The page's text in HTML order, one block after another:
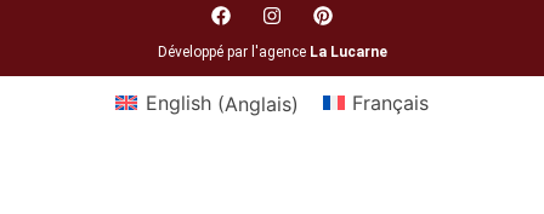
Développé par l'agence La Lucarne
English(Anglais) Français